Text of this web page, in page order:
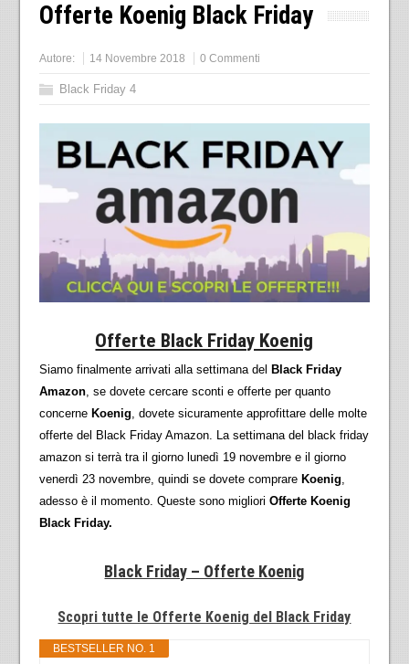
Offerte Koenig Black Friday
Autore: 14 Novembre 2018 0 Commenti
Black Friday 4
Offerte Black Friday Koenig
Siamo finalmente arrivati alla settimana del Black Friday
Amazon, se dovete cercare sconti e offerte per quanto
concerne Koenig , dovete sicuramente approfittare delle molte
offerte del Black Friday Amazon. La settimana del black friday
amazon si terrà tra il giorno lunedì 19 novembre e il giorno
venerdì 23 novembre, quindi se dovete comprare Koenig
adesso è il momento. Queste sono migliori Offerte Koenig
Black Friday.
Black Friday – Offerte Koenig
Scopri tutte le Offerte Koenig del Black Friday
BESTSELLER NO. 1